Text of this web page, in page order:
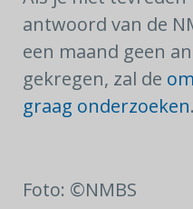
antwoord van de
een maand geen
gekregen, zal de
graag onderzoeken.
Foto: ©NMBS